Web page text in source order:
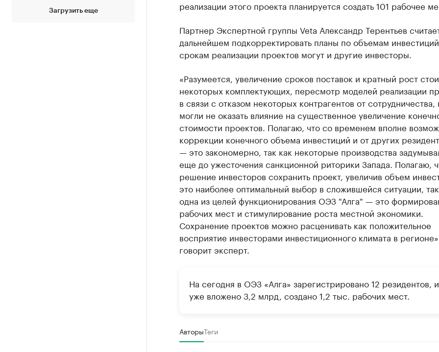
Загрузить еще
реализации этого проекта планируется создать 101 рабочее
Партнер Экспертной группы Veta Александр Терентьев
дальнейшем подкорректировать планы по объемам
срокам реализации проектов могут и другие инвесторы.
«Разумеется, увеличение сроков поставок и кратный рост
некоторых комплектующих, пересмотр моделей реализации
в связи с отказом некоторых контрагентов от сотрудничества,
могли не оказать влияние на существенное увеличение
стоимости проектов. Полагаю, что со временем вполне
коррекции конечного объема инвестиций и от других
— это закономерно, так как некоторые производства
еще до ужесточения санкционной риторики Запада. Полагаю,
решение инвесторов сохранить проект, увеличив объем
это наиболее оптимальный выбор в сложившейся ситуации,
одна из целей функционирования ОЭЗ "Алга" — это
рабочих мест и стимулирование роста местной экономики.
Сохранение проектов можно расценивать как положительное
восприятие инвесторами инвестиционного климата в
говорит эксперт.
На сегодня в ОЭЗ «Алга» зарегистрировано 12 резидентов,
уже вложено 3,2 млрд, создано 1,2 тыс. рабочих мест.
АвторыТеги